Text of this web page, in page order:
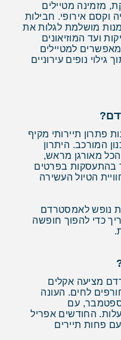
מזמינה מטיילים
וקסם אירופי. חבילות
מושלמת לגלות את
ועד המוזיאונים
למטיילים
נופים עירוניים
פתרון תיירותי מקיף
המורכב. היתרון
מאורגן מראש,
בהתעסקות בפרטים
הטיול העשירה
נופש לאמסטרדם
כדי להפוך חופשה
מציעה אקלים
לחים. העונה
עם
נוחות של 15-25 מעלות. החודשים אפריל
פחות תיירים